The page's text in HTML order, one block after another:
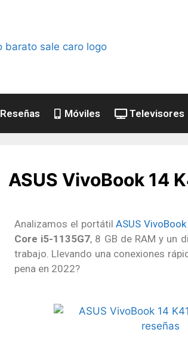
Reseñas Móviles Televisores
ASUS VivoBook 14
Analizamos el portátilASUS
Core i5-1135G7, 8 GB de RAM y un
trabajo. Llevando una conexiones
pena en 2022?